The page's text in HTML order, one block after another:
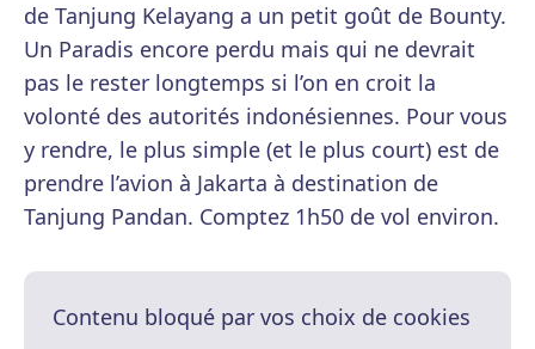
de Tanjung Kelayang a un petit goût de Bounty.
Un Paradis encore perdu mais qui ne devrait
pas le rester longtemps si l’on en croit la
volonté des autorités indonésiennes. Pour vous
y rendre, le plus simple (et le plus court) est de
prendre l’avion à Jakarta à destination de
Tanjung Pandan. Comptez 1h50 de vol environ.
Contenu bloqué par vos choix de cookies